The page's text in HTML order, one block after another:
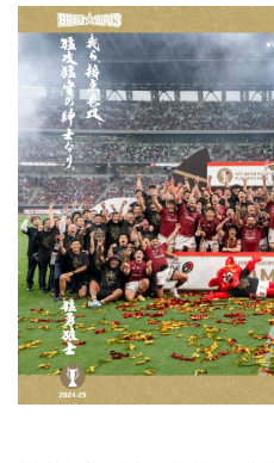
マスコット
株式会社 ブレイブルーパス
株式会社 チームの歴史
地域貢献活動
パートナー
InstagramX
パートナーシ